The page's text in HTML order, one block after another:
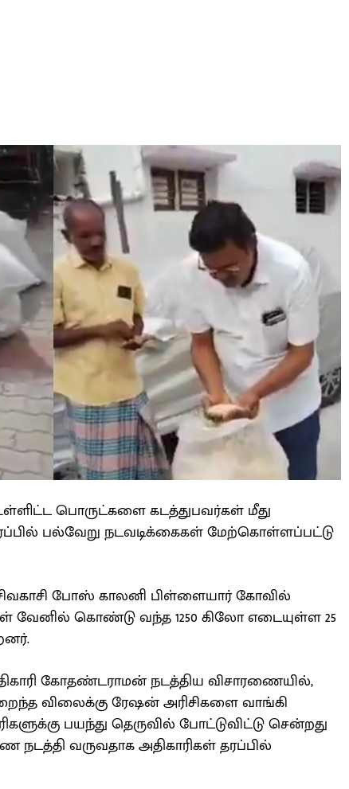
பொருட்களை கடத்துபவர்கள் மீது
பல்வேறு நடவடிக்கைகள் மேற்கொள்ளப்பட்டு
போஸ் காலனி பிள்ளையார் கோவில்
வேனில் கொண்டு வந்த 1250 கிலோ எடையுள்ள 25
கோதண்டராமன் நடத்திய விசாரணையில்,
விலைக்கு ரேஷன் அரிசிகளை வாங்கி
பயந்து தெருவில் போட்டுவிட்டு சென்றது
நடத்தி வருவதாக அதிகாரிகள் தரப்பில்